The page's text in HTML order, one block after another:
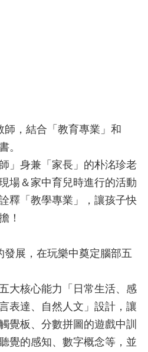
，結合「教育專業」和
。
」身兼「家長」的朴洺珍老
場＆家中育兒時進行的活動
釋「教學專業」，讓孩子快
！
展，在玩樂中奠定腦部五
大核心能力「日常生活、感
表達、自然人文」設計，讓
覺板、分數拼圖的遊戲中訓
覺的感知、數字概念等，並